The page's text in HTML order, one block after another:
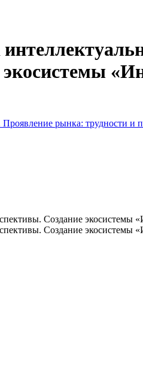
рынка: трудности и
Создание экосистемы
Создание экосистемы